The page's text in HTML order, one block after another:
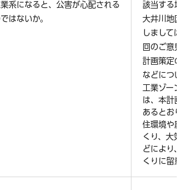
系になると、公害が心配される
はないか。
該当する地
大井川地区
しましては
回のご意見
計画策定の
などについ
工業ゾーン
は、本計画
あるとおり
住環境や農
くり、大気
どにより、
くりに留意